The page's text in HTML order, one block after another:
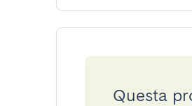
Questa